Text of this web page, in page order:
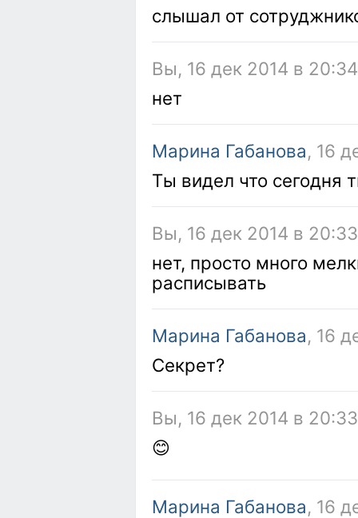
слышал от
Вы, 16 дек 2014 в
нет
Марина Габанова, 16
Ты видел что сегодня
Вы, 16 дек 2014 в
нет, просто много
расписывать
Марина Габанова, 16
Секрет?
Вы, 16 дек 2014 в
😊
Марина Габанова, 16